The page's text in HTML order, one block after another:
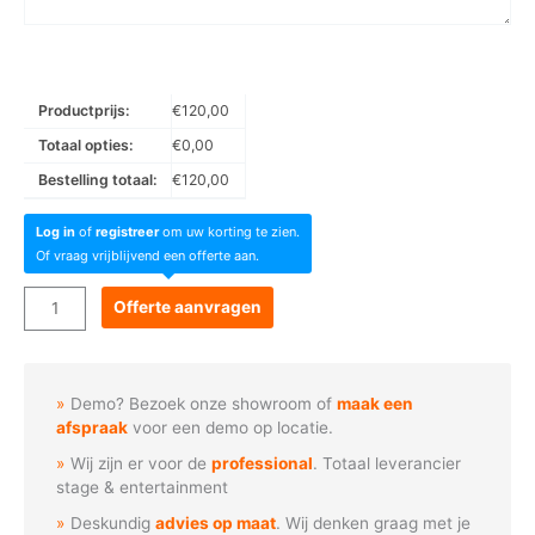
Productprijs: €120,00
Totaal opties:
€0,00
Bestelling totaal:
€120,00
Log in of registreerom uw korting te zien.
Of vraag vrijblijvend een offerte aan.
Goboservice
-
waarschuwing
Offerte aanvragen
Demo? Bezoek onze showroom ofmaak een
afspraak voor een demo op locatie.
Wij zijn er voor deprofessional. Totaal leverancier
stage & entertainment
Deskundigadvies op maat. Wij denken graag met je